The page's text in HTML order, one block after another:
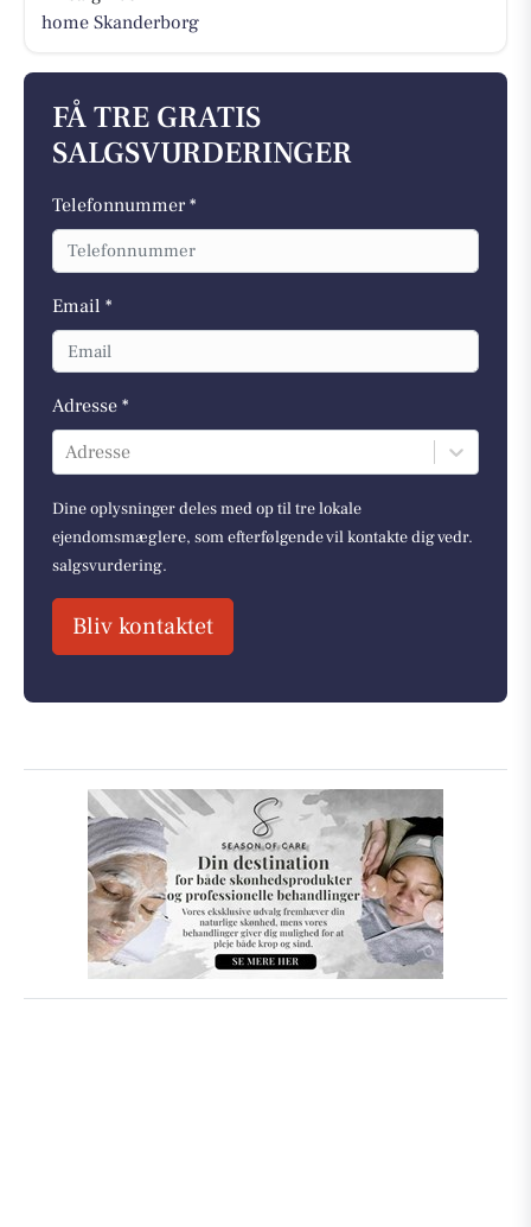
home Skanderborg
FÅ TRE GRATIS
SALGSVURDERINGER
Telefonnummer *
Email *
Adresse *
Adresse
Dine oplysninger deles med op til tre lokale
ejendomsmæglere, som efterfølgende vil kontakte dig vedr.
salgsvurdering.
Bliv kontaktet